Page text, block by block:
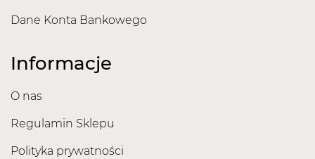
Dane Konta Bankowego
Informacje
O nas
Regulamin Sklepu
Polityka prywatności